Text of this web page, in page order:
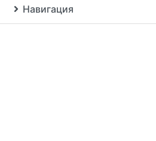
Навигация